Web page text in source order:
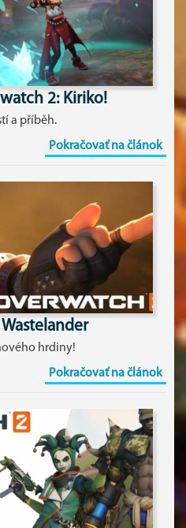
2: Kiriko!
a příběh.
Pokračovať na článok
hrdiny!
Pokračovať na článok